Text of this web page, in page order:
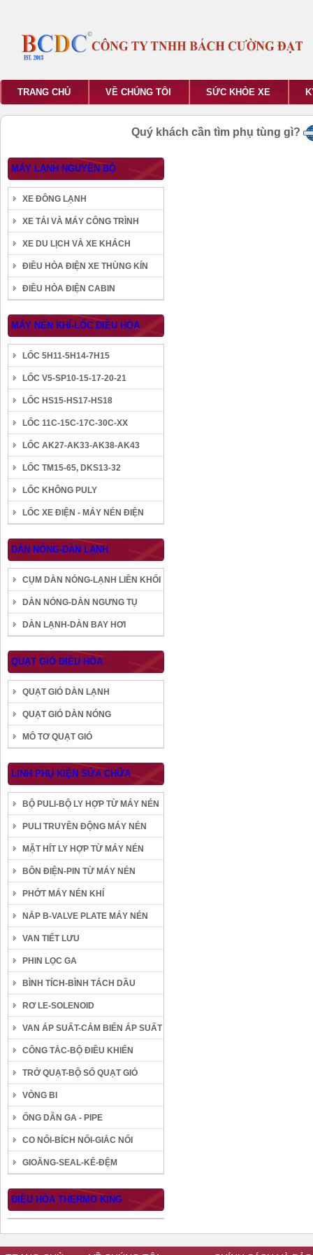
TRANG CHỦ VỀ CHÚNG TÔI SỨC KHỎE XE
Quý khách cần tìm phụ tùng gì?
MÁY LẠNH NGUYÊN BỘ
XE ĐÔNG LẠNH
XE TẢI VÀ MÁY CÔNG TRÌNH
XE DU LỊCH VÀ XE KHÁCH
ĐIỀU HÒA ĐIỆN XE THÙNG KÍN
ĐIỀU HÒA ĐIỆN CABIN
MÁY NÉN KHÍ-LỐC ĐIỀU HÒA
LỐC 5H11-5H14-7H15
LỐC V5-SP10-15-17-20-21
LỐC HS15-HS17-HS18
LỐC 11C-15C-17C-30C-XX
LỐC AK27-AK33-AK38-AK43
LỐC TM15-65, DKS13-32
LỐC KHÔNG PULY
LỐC XE ĐIỆN - MÁY NÉN ĐIỆN
DÀN NÓNG-DÀN LẠNH
CỤM DÀN NÓNG-LẠNH LIỀN KHỐI
DÀN NÓNG-DÀN NGƯNG TỤ
DÀN LẠNH-DÀN BAY HƠI
QUẠT GIÓ ĐIỀU HÒA
QUẠT GIÓ DÀN LẠNH
QUẠT GIÓ DÀN NÓNG
MÔ TƠ QUẠT GIÓ
LINH PHỤ KIỆN SỬA CHỮA
BỘ PULI-BỘ LY HỢP TỪ MÁY NÉN
PULI TRUYỀN ĐỘNG MÁY NÉN
MẶT HÍT LY HỢP TỪ MÁY NÉN
BÔN ĐIỆN-PIN TỪ MÁY NÉN
PHỚT MÁY NÉN KHÍ
NẮP B-VALVE PLATE MÁY NÉN
VAN TIẾT LƯU
PHIN LỌC GA
BÌNH TÍCH-BÌNH TÁCH DẦU
RƠ LE-SOLENOID
VAN ÁP SUẤT-CẢM BIẾN ÁP SUẤT
CÔNG TẮC-BỘ ĐIỀU KHIỂN
TRỞ QUẠT-BỘ SỐ QUẠT GIÓ
VÒNG BI
ỐNG DẪN GA - PIPE
CO NỐI-BÍCH NỐI-GIẮC NỐI
GIOĂNG-SEAL-KÊ-ĐỆM
ĐIỀU HÒA THERMO KING